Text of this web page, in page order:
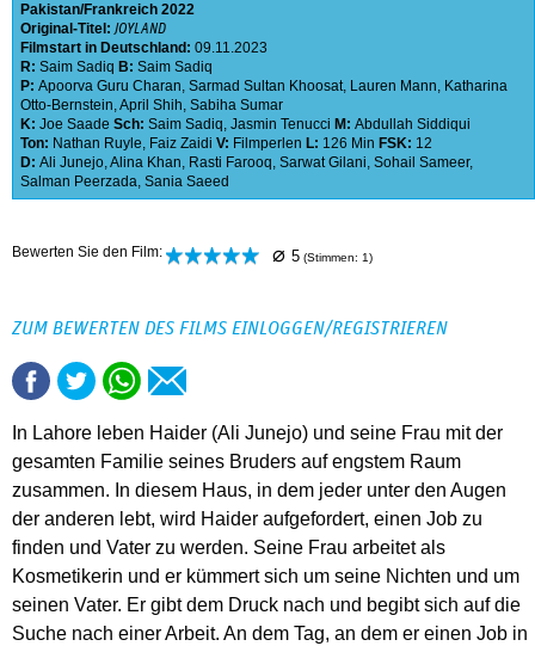
Pakistan Frankreich 2022
Original-Titel: JOYLAND
Filmstart in Deutschland: 09.11.2023
R: Saim Sadiq B: Saim Sadiq
P: Apoorva Guru Charan, Sarmad Sultan Khoosat, Lauren Mann, Katharina
Otto-Bernstein,April Shih, Sabiha Sumar
K: Joe Saade Sch: Saim Sadiq, Jasmin Tenucci M: Abdullah Siddiqui
Ton: Nathan Ruyle, Faiz Zaidi V: Filmperlen L: 126 Min FSK: 12
D: Ali Junejo,Alina Khan, Rasti Farooq, Sarwat Gilani, Sohail Sameer,
Salman Peerzada, Sania Saeed
Bewerten Sie den Film: ⌀ 5 (Stimmen: 1)
ZUM BEWERTEN DES FILMS EINLOGGEN/REGISTRIEREN
In Lahore leben Haider (Ali Junejo) und seine Frau mit der
gesamten Familie seines Bruders auf engstem Raum
zusammen. In diesem Haus, in dem jeder unter den Augen
der anderen lebt, wird Haider aufgefordert, einen Job zu
finden und Vater zu werden. Seine Frau arbeitet als
Kosmetikerin und er kümmert sich um seine Nichten und um
seinen Vater. Er gibt dem Druck nach und begibt sich auf die
Suche nach einer Arbeit. An dem Tag, an dem er einen Job in